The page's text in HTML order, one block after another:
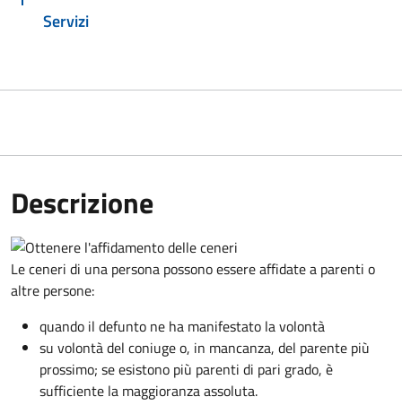
Servizi
Descrizione
Le ceneri di una persona possono essere affidate a parenti o
altre persone:
quando il defunto ne ha manifestato la volontà
su volontà del coniuge o, in mancanza, del parente più
prossimo; se esistono più parenti di pari grado, è
sufficiente la maggioranza assoluta.